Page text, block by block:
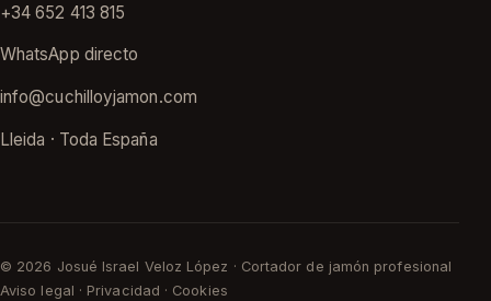
+34 652 413 815
WhatsApp directo
info@cuchilloyjamon.com
Lleida · Toda España
© 2026 Josué Israel Veloz López · Cortador de jamón profesional
Aviso legal · Privacidad · Cookies